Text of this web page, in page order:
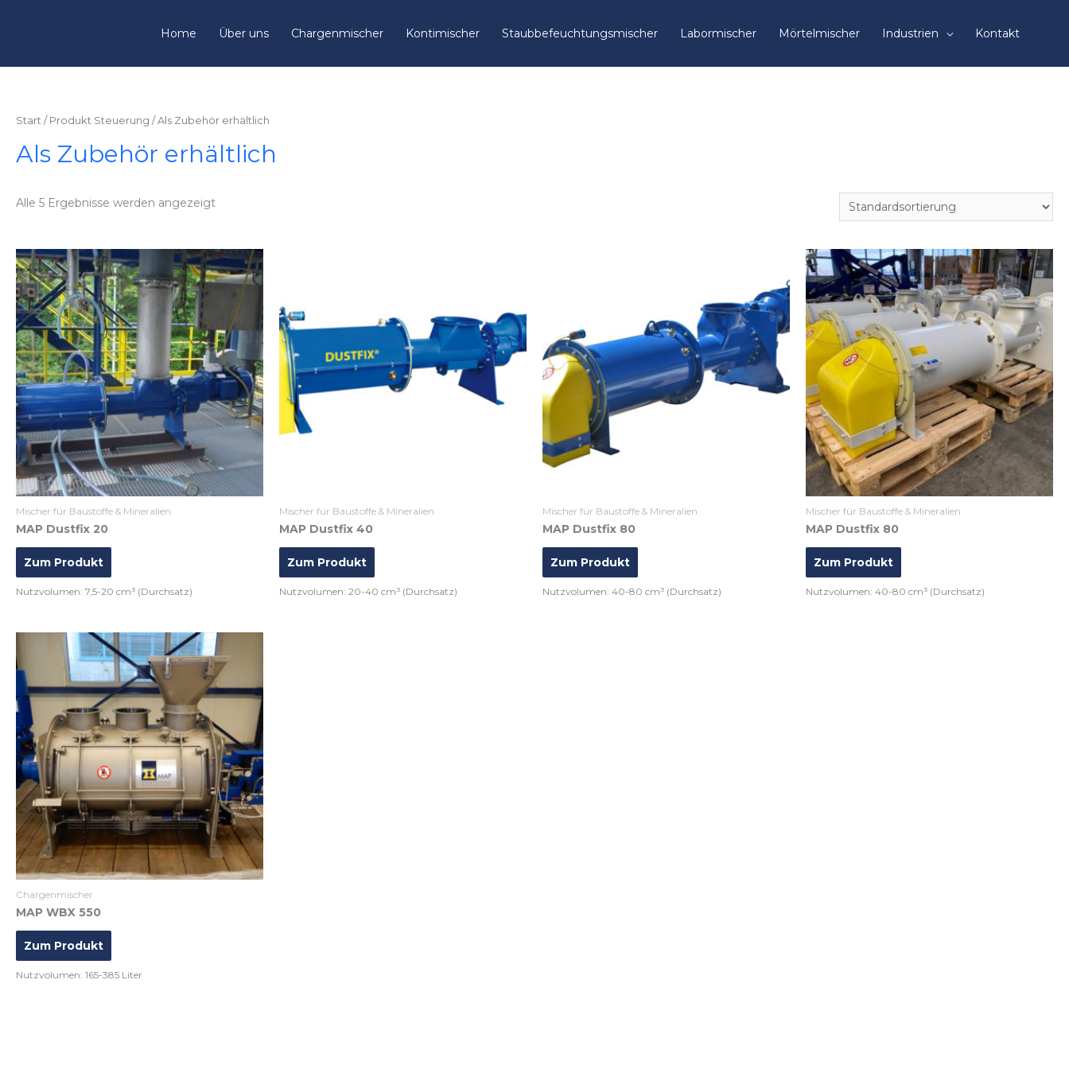
Home Über uns Chargenmischer Kontimischer Staubbefeuchtungsmischer Labormischer Mörtelmischer Industrien Kontakt
Start / Produkt Steuerung / Als Zubehör erhältlich
Als Zubehör erhältlich
Alle 5 Ergebnisse werden angezeigt
Mischer für Baustoffe & Mineralien
MAP Dustfix 20
Zum Produkt
Nutzvolumen: 7,5-20 cm³ (Durchsatz)
Mischer für Baustoffe & Mineralien
MAP Dustfix 40
Zum Produkt
Nutzvolumen: 20-40 cm³ (Durchsatz)
Mischer für Baustoffe & Mineralien
MAP Dustfix 80
Zum Produkt
Nutzvolumen: 40-80 cm³ (Durchsatz)
Mischer für Baustoffe & Mineralien
MAP Dustfix 80
Zum Produkt
Nutzvolumen: 40-80 cm³ (Durchsatz)
Chargenmischer
MAP WBX 550
Zum Produkt
Nutzvolumen: 165-385 Liter